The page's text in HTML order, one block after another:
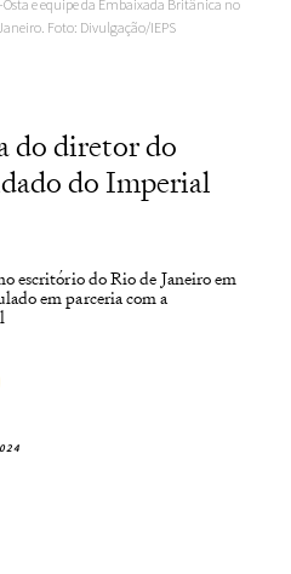
e equipe da Embaixada Britânica no
Foto: Divulgação/IEPS
do diretor do
do Imperial
escritório do Rio de Janeiro em
em parceria com a